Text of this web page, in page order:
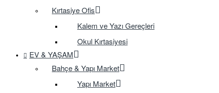
Kırtasiye Ofis
Kalem ve Yazı Gereçleri
Okul Kırtasiyesi
EV & YAŞAM
Bahçe & Yapı Market
Yapı Market